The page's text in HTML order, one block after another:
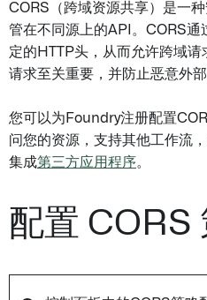
CORS（跨域资源共享）是一
管在不同源上的API。CORS通
定的HTTP头，从而允许跨域
请求至关重要，并防止恶意外
您可以为Foundry注册配置
问您的资源，支持其他工作流
集成第三方应用程序。
配置 CORS